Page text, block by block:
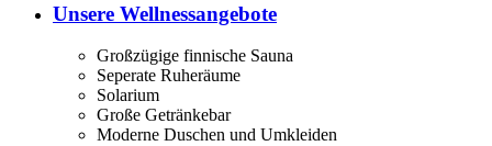
Unsere Wellnessangebote
Großzügige finnische Sauna
Seperate Ruheräume
Solarium
Große Getränkebar
Moderne Duschen und Umkleiden